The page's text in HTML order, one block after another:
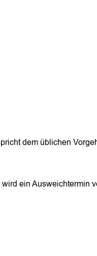
dem üblichen
ein Ausweichtermin